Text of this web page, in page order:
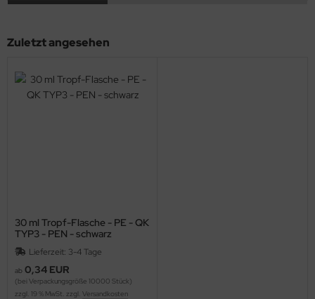
Zuletzt angesehen
30 ml Tropf-Flasche - PE - QK
TYP3 - PEN - schwarz
Lieferzeit: 3-4 Tage
ab 0,34 EUR
(bei Verpackungsgröße 10000 Stück)
zzgl. 19 % MwSt. zzgl. Versandkosten